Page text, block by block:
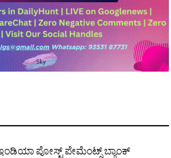
ಪೋಸ್ಟ್ ಪೇಮೆಂಟ್ಸ್ ಬ್ಯಾಂಕ್